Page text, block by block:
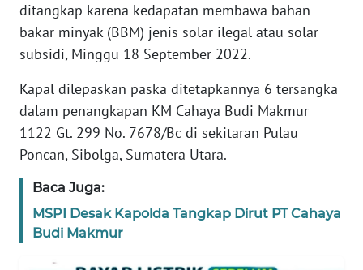
ditangkap karena kedapatan membawa bahan
bakar minyak (BBM) jenis solar ilegal atau solar
subsidi, Minggu 18 September 2022.
Kapal dilepaskan paska ditetapkannya 6 tersangka
dalam penangkapan KM Cahaya Budi Makmur
1122 Gt. 299 No. 7678/Bc di sekitaran Pulau
Poncan, Sibolga, Sumatera Utara.
Baca Juga:
MSPI Desak Kapolda Tangkap Dirut PT Cahaya
Budi Makmur
DISCLAIMER
Wahana
Regional
WN
SUMUT
WN
JABAR